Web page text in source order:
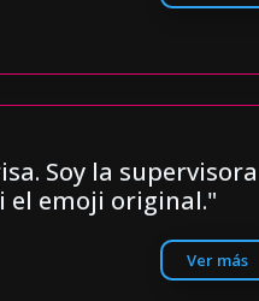
Soy la supervisora
el emoji original."
Ver más